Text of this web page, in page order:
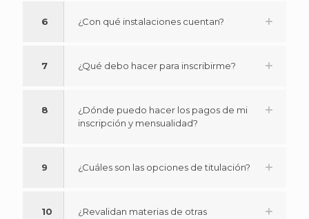
6 ¿Con qué instalaciones cuentan?
7 ¿Qué debo hacer para inscribirme?
8
¿Dónde puedo hacer los pagos de mi
inscripción y mensualidad?
9 ¿Cuáles son las opciones de titulación?
10
¿Revalidan materias de otras